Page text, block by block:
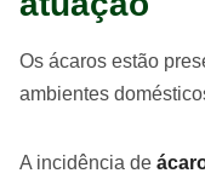
Os ácaros estão
ambientes
A incidência de